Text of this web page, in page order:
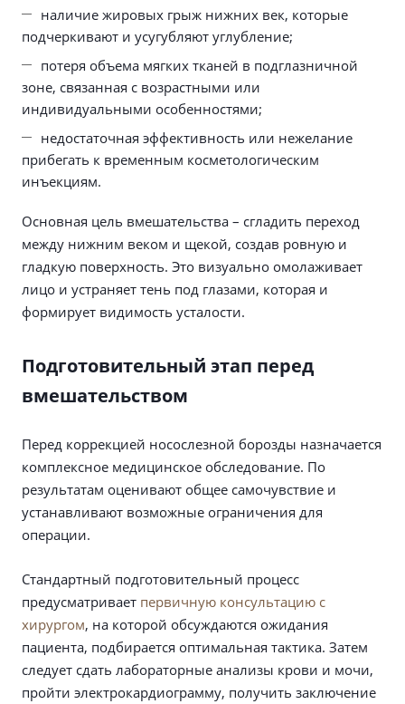
наличие жировых грыж нижних век, которые
подчеркивают и усугубляют углубление;
потеря объема мягких тканей в подглазничной
зоне, связанная с возрастными или
индивидуальными особенностями;
недостаточная эффективность или нежелание
прибегать к временным косметологическим
инъекциям.
Основная цель вмешательства – сгладить переход
между нижним веком и щекой, создав ровную и
гладкую поверхность. Это визуально омолаживает
лицо и устраняет тень под глазами, которая и
формирует видимость усталости.
Подготовительный этап перед
вмешательством
Перед коррекцией носослезной борозды назначается
комплексное медицинское обследование. По
результатам оценивают общее самочувствие и
устанавливают возможные ограничения для
операции.
Стандартный подготовительный процесс
предусматривает первичную консультацию с
хирургом, на которой обсуждаются ожидания
пациента, подбирается оптимальная тактика. Затем
следует сдать лабораторные анализы крови и мочи,
пройти электрокардиограмму, получить заключение